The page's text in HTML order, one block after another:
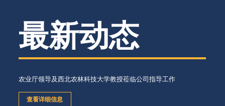
最新动态
农业厅领导及西北农林科技大学教授莅临公司指导工作
查看详细信息